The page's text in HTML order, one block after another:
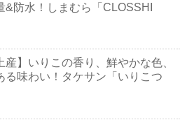
&防水！しまむら「CLOSSHI
産】いりこの香り、鮮やかな色、
る味わい！タケサン「いりこつ